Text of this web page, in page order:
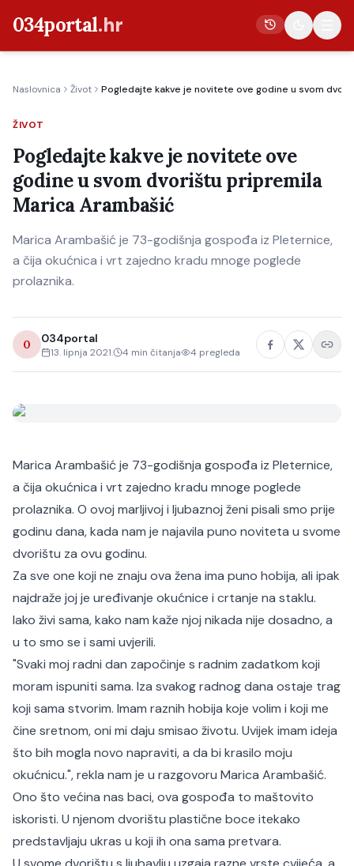
034portal.hr
Crna kronika
Poljoprivreda
Politika
Gospodarstvo
Život
Naslovnica Život Pogledajte kakve je novitete ove godine u svom
ŽIVOT
Pogledajte kakve je novitete ove
godine u svom dvorištu pripremila
Marica Arambašić
Marica Arambašić je 73-godišnja gospođa iz Pleternice,
a čija okućnica i vrt zajedno kradu mnoge poglede
prolaznika.
0 034portal
13. lipnja 2021. 4 min čitanja 4 pregleda
Marica Arambašić je 73-godišnja gospođa iz Pleternice,
a čija okućnica i vrt zajedno kradu mnoge poglede
prolaznika. O ovoj marljivoj i ljubaznoj ženi pisali smo prije
godinu dana, kada nam je najavila puno noviteta u svome
dvorištu za ovu godinu.
Za sve one koji ne znaju ova žena ima puno hobija, ali ipak
najdraže joj je uređivanje okućnice i crtanje na staklu.
Iako živi sama, kako nam kaže njoj nikada nije dosadno, a
u to smo se i sami uvjerili.
"Svaki moj radni dan započinje s radnim zadatkom koji
moram ispuniti sama. Iza svakog radnog dana ostaje trag
koji sama stvorim. Imam raznih hobija koje volim i koji me
čine sretnom, oni mi daju smisao životu. Uvijek imam ideja
što bih mogla novo napraviti, a da bi krasilo moju
okućnicu.", rekla nam je u razgovoru Marica Arambašić.
Ono što većina nas baci, ova gospođa to maštovito
iskoristi. U njenom dvorištu plastične boce itekako
predstavljaju ukras u koji ih ona sama pretvara.